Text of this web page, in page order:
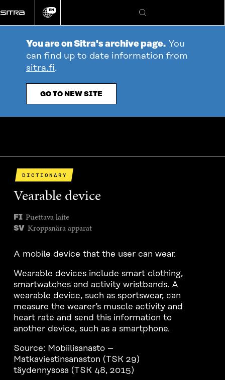
directly
to
Change
EN
Search
You are on Sitra's archive page. You
can find up to date information from
sitra.fi.
GO TO NEW SITE
DICTIONARY
Vearable device
FI Puettava laite
SV Kroppsnära apparat
A mobile device that the user can wear.
Wearable devices include smart clothing,
smartwatches and activity wristbands. A
wearable device, such as sportswear, can
measure the wearer’s muscle activity and
heart rate and send this information to
another device, such as a smartphone.
Source: Mobiilisanasto –
Matkaviestinsanaston (TSK 29)
täydennysosa (TSK 48, 2015)